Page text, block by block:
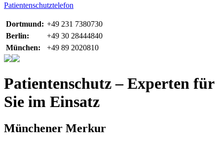
Patientenschutztelefon
Dortmund: +49 231 7380730
Berlin:
+49 30 28444840
München:
+49 89 2020810
Patientenschutz – Experten für
Sie im Einsatz
Münchener Merkur